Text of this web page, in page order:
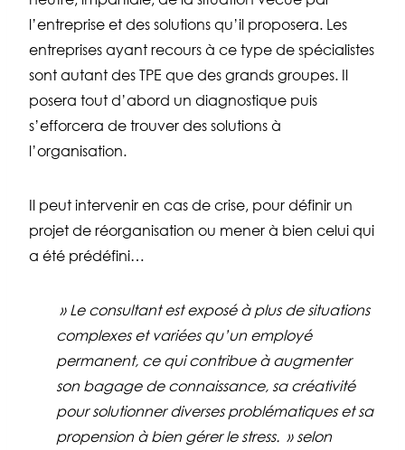
l’entreprise et des solutions qu’il proposera. Les
entreprises ayant recours à ce type de spécialistes
sont autant des TPE que des grands groupes. Il
posera tout d’abord un diagnostique puis
s’efforcera de trouver des solutions à
l’organisation.
Il peut intervenir en cas de crise, pour définir un
projet de réorganisation ou mener à bien celui qui
a été prédéfini…
» Le consultant est exposé à plus de situations
complexes et variées qu’un employé
permanent, ce qui contribue à augmenter
son bagage de connaissance, sa créativité
pour solutionner diverses problématiques et sa
propension à bien gérer le stress. » selon